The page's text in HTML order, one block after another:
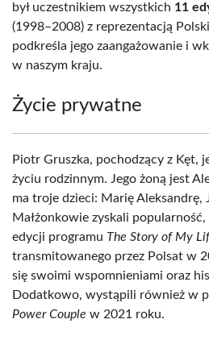
był uczestnikiem wszystkich 11
(1998–2008) z reprezentacją
podkreśla jego zaangażowanie i
w naszym kraju.
Życie prywatne
Piotr Gruszka, pochodzący z Kęt,
życiu rodzinnym. Jego żoną jest
ma troje dzieci: Marię Aleksandrę,
Małżonkowie zyskali
edycji programu The Story of My
transmitowanego przez Polsat w
się swoimi wspomnieniami oraz
Dodatkowo, wystąpili również w
Power Couple w 2021 roku.